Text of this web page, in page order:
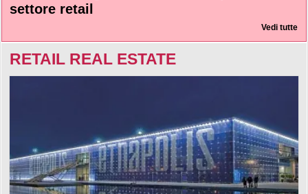
settore retail
Vedi tutte
RETAIL REAL ESTATE